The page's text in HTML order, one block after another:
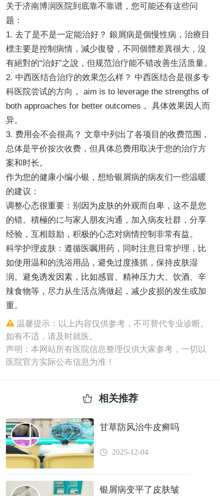
关于济南博润医院到底靠不靠谱，您可能还有这些问
题：
1. 去了是不是一定能治好？ 銀屑病是個慢性病，治療目
標主要是控制病情，減少復發，不同個體差異很大，沒
有絕對的“治好”之說，但规范治疗能不错改善生活质量。
2. 中西医结合治疗的效果怎么样？ 中西医结合是很多专
科医院尝试的方向， aim is to leverage the strengths of
both approaches for better outcomes， 具体效果因人而
异。
3. 费用会不会很高？ 文章中列出了各项目的收费范围，
总体是平价按次收费，但具体总费用取决于您的治疗方
案和时长。
作为您的健康小编小银，想给银屑病的病友们一些温暖
的建议：
调整心态很重要：别因为皮肤的外观而自卑，这不是您
的错。積極的に与家人朋友沟通，加入病友社群，分享
经验，互相鼓励，积极的心态对病情控制非常有益。
科学护理皮肤：遵循医嘱用药，同时注意日常护理，比
如使用温和的洗浴用品，避免过度搔抓，保持皮肤湿
润。避免诱发因素，比如感冒、精神压力大、饮酒、辛
辣食物等，尽力从生活点滴做起，减少皮损的发生或加
重。
温馨提示：以上内容仅供参考，不可替代专业诊断。
如有不适，请及时就医。
声明：本网站所有医院信息整理仅供大家参考，一切以
医院官方实际公布信息为准！
相关推荐
甘草防风治牛皮癣吗
2025-12-04
银屑病变平了皮肤皱